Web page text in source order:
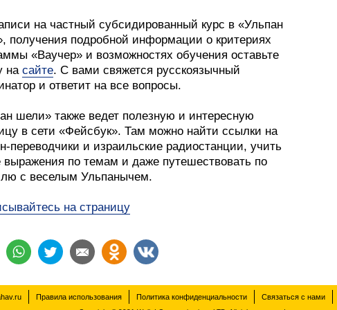
на частный субсидированный курс в «Ульпан
получения подробной информации о критериях
«Ваучер» и возможностях обучения оставьте
на сайте. С вами свяжется русскоязычный
и ответит на все вопросы.
шели» также ведет полезную и интересную
в сети «Фейсбук». Там можно найти ссылки на
переводчики и израильские радиостанции, учить
выражения по темам и даже путешествовать по
с веселым Ульпанычем.
на страницу
Правила использования Политика конфиденциальности Связаться с нами